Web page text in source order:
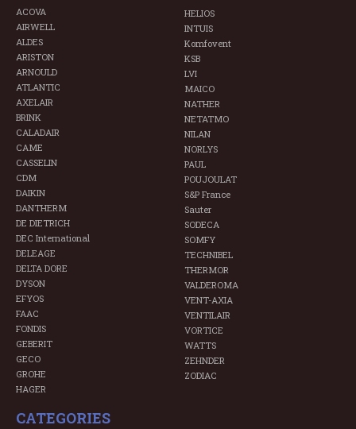
ACOVA
AIRWELL
ALDES
ARISTON
ARNOULD
ATLANTIC
AXELAIR
BRINK
CALADAIR
CAME
CASSELIN
CDM
DAIKIN
DANTHERM
DE DIETRICH
DEC International
DELEAGE
DELTA DORE
DYSON
EFYOS
FAAC
FONDIS
GEBERIT
GECO
GROHE
HAGER
HELIOS
INTUIS
Komfovent
KSB
LVI
MAICO
NATHER
NETATMO
NILAN
NORLYS
PAUL
POUJOULAT
S&P France
Sauter
SODECA
SOMFY
TECHNIBEL
THERMOR
VALDEROMA
VENT-AXIA
VENTILAIR
VORTICE
WATTS
ZEHNDER
ZODIAC
CATEGORIES